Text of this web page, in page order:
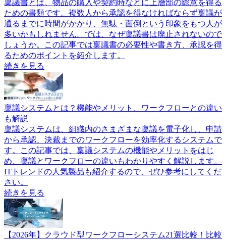
稟議書とは、物品の購入や契約時などに上層部の総意を得る
ための書類です。複数人から承認を得なければならず稟議が
通るまでに時間がかかり、無駄・面倒という印象をもつ人が
多いかもしれません。では、なぜ稟議書は廃止されないので
しょうか。この記事では稟議書の必要性や書き方、承認を得
るためのポイントを紹介します。
続きを見る
稟議システムとは？機能やメリット、ワークフローとの違い
も解説
稟議システムは、組織内のさまざまな稟議を電子化し、申請
から承認、決裁までのワークフローを効率化するシステムで
す。この記事では、稟議システムの機能やメリットをはじ
め、稟議とワークフローの違いもわかりやすく解説します。
ITトレンドの人気製品も紹介するので、ぜひ参考にしてくだ
さい。
続きを見る
【2026年】クラウド型ワークフローシステム21選比較！比較